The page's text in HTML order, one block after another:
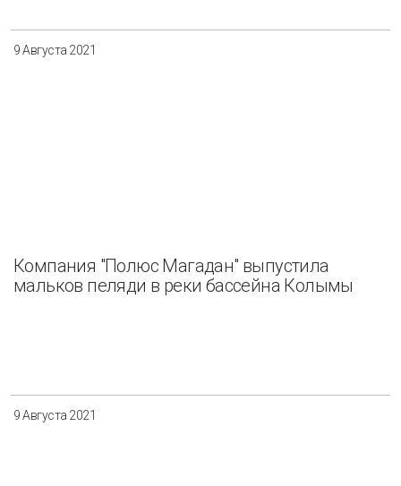
9 Августа 2021
Компания "Полюс Магадан" выпустила
мальков пеляди в реки бассейна Колымы
9 Августа 2021